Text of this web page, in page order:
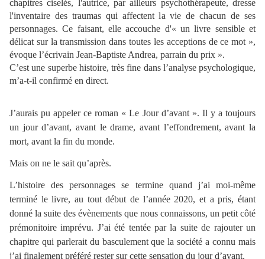
chapitres ciselés, l'autrice, par ailleurs psychothérapeute, dresse
l'inventaire des traumas qui affectent la vie de chacun de ses
personnages. Ce faisant, elle accouche d'« un livre sensible et
délicat sur la transmission dans toutes les acceptions de ce mot »,
évoque l’écrivain Jean-Baptiste Andrea, parrain du prix ».
C’est une superbe histoire, très fine dans l’analyse psychologique,
m’a-t-il confirmé en direct.
J’aurais pu appeler ce roman « Le Jour d’avant ». Il y a toujours
un jour d’avant, avant le drame, avant l’effondrement, avant la
mort, avant la fin du monde.
Mais on ne le sait qu’après.
L’histoire des personnages se termine quand j’ai moi-même
terminé le livre, au tout début de l’année 2020, et a pris, étant
donné la suite des évènements que nous connaissons, un petit côté
prémonitoire imprévu. J’ai été tentée par la suite de rajouter un
chapitre qui parlerait du basculement que la société a connu mais
j’ai finalement préféré rester sur cette sensation du jour d’avant.